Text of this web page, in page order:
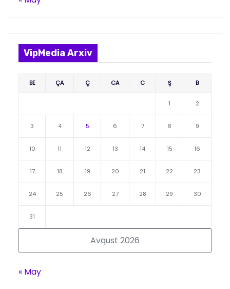
VipMedia Arxiv
Avqust 2026
BE ÇA Ç CA C Ş B
1 2
3 4 5 6 7 8 9
10 11 12 13 14 15 16
17 18 19 20 21 22 23
24 25 26 27 28 29 30
31
« May